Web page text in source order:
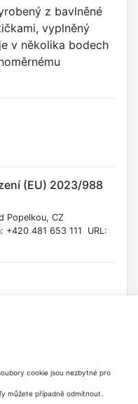
z bavlněné
vyplněný
v několika bodech
(EU) 2023/988
Popelkou, CZ
+420 481 653 111 URL:
stav polštáře, zda
(drcený molitan),
specifické věkové
aby nedocházelo k
cookie jsou nezbytné pro
můžete případně odmítnout.